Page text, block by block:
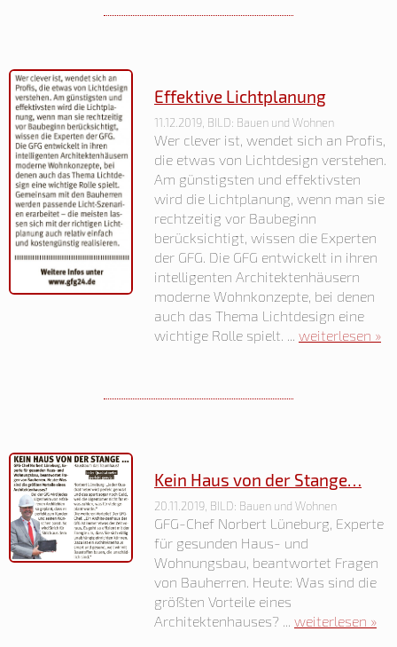
Effektive Lichtplanung
11.12.2019, BILD: Bauen und Wohnen
Wer clever ist, wendet sich an Profis,
die etwas von Lichtdesign verstehen.
Am günstigsten und effektivsten
wird die Lichtplanung, wenn man sie
rechtzeitig vor Baubeginn
berücksichtigt, wissen die Experten
der GFG. Die GFG entwickelt in ihren
intelligenten Architektenhäusern
moderne Wohnkonzepte, bei denen
auch das Thema Lichtdesign eine
wichtige Rolle spielt. ... weiterlesen »
Kein Haus von der Stange…
20.11.2019, BILD: Bauen und Wohnen
GFG-Chef Norbert Lüneburg, Experte
für gesunden Haus- und
Wohnungsbau, beantwortet Fragen
von Bauherren. Heute: Was sind die
größten Vorteile eines
Architektenhauses? ... weiterlesen »